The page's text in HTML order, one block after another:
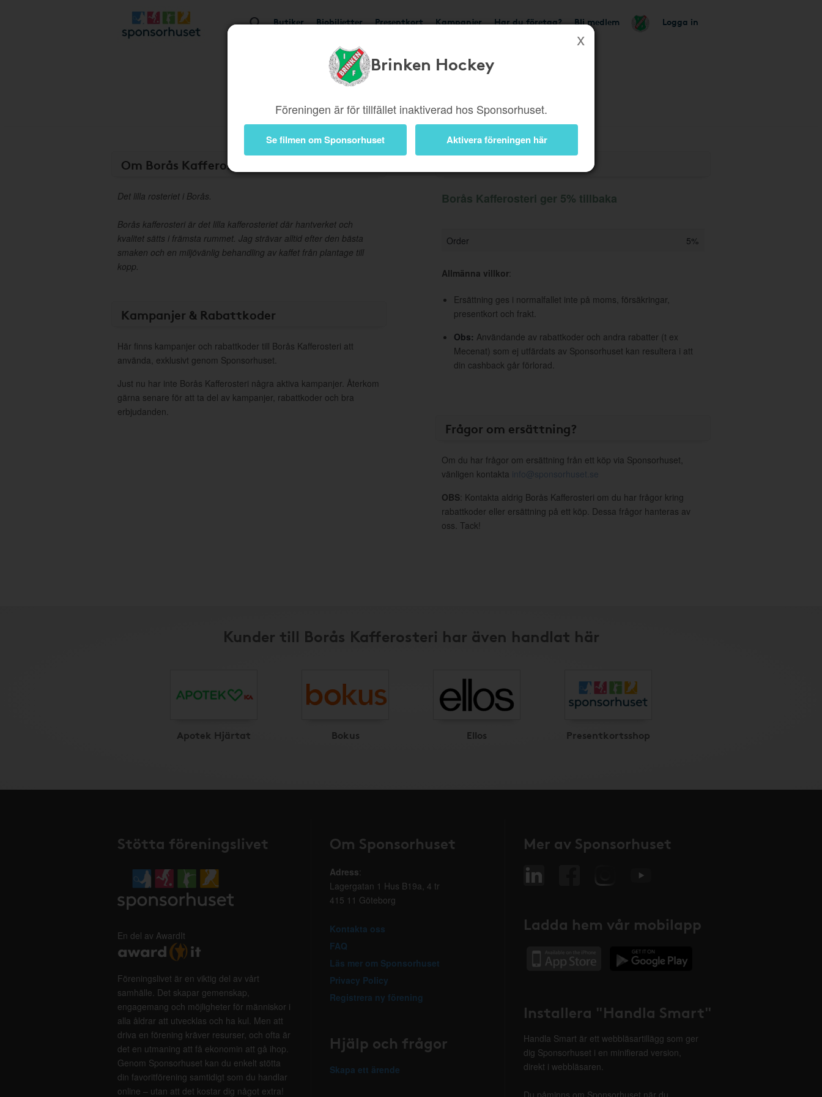
Butiker Biobiljetter Presentkort Kampanjer Har du företag? Bli medlem Logga in
Brinken Hockey
Föreningen är för tillfället inaktiverad hos Sponsorhuset.
Se filmen om Sponsorhuset Aktivera föreningen här
Om Borås Kafferosteri
Det lilla rosteriet i Borås.
Borås kafferosteri är det lilla kafferosteriet där hantverket och
kvalitet sätts i främsta rummet. Jag strävar alltid efter den bästa
smaken och en miljövänlig behandling av kaffet från plantage till
kopp.
Kampanjer & Rabattkoder
Här finns kampanjer och rabattkoder till Borås Kafferosteri att
använda, exklusivt genom Sponsorhuset.
Just nu har inte Borås Kafferosteri några aktiva kampanjer. Återkom
gärna senare för att ta del av kampanjer, rabattkoder och bra
erbjudanden.
Borås Kafferosteri ger 5% tillbaka
Order 5%
Allmänna villkor:
Ersättning ges i normalfallet inte på moms, försäkringar,
presentkort och frakt.
Obs: Användande av rabattkoder och andra rabatter (t ex
Mecenat) som ej utfärdats av Sponsorhuset kan resultera i att
din cashback går förlorad.
Frågor om ersättning?
Om du har frågor om ersättning från ett köp via Sponsorhuset,
vänligen kontakta info@sponsorhuset.se
OBS: Kontakta aldrig Borås Kafferosteri om du har frågor kring
rabattkoder eller ersättning på ett köp. Dessa frågor hanteras av
oss. Tack!
Kunder till Borås Kafferosteri har även handlat här
Apotek Hjärtat Bokus Ellos Presentkortsshop
Stötta föreningslivet
En del av AwardIt
Föreningslivet är en viktig del av vårt
samhälle. Det skapar gemenskap,
engagemang och möjligheter för människor i
alla åldrar att utvecklas och ha kul. Men att
driva en förening kräver resurser, och ofta är
det en utmaning att få ekonomin att gå ihop.
Genom Sponsorhuset kan du enkelt stötta
din favoritförening samtidigt som du handlar
online – utan att det kostar dig något extra!
Om Sponsorhuset
Adress:
Lagergatan 1 Hus B19a, 4 tr
415 11 Göteborg
Kontakta oss
FAQ
Läs mer om Sponsorhuset
Privacy Policy
Registrera ny förening
Hjälp och frågor
Skapa ett ärende
Mer av Sponsorhuset
Ladda hem vår mobilapp
Installera "Handla Smart"
Handla Smart är ett webbläsartillägg som ger
dig Sponsorhuset i en minifierad version,
direkt i webbläsaren.